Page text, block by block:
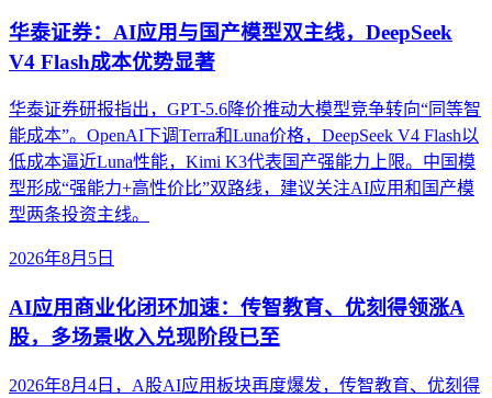
华泰证券：AI应用与国产模型双主线，DeepSeek
V4 Flash成本优势显著
华泰证券研报指出，GPT-5.6降价推动大模型竞争转向“同等智
能成本”。OpenAI下调Terra和Luna价格，DeepSeek V4 Flash以
低成本逼近Luna性能，Kimi K3代表国产强能力上限。中国模
型形成“强能力+高性价比”双路线，建议关注AI应用和国产模
型两条投资主线。
2026年8月5日
AI应用商业化闭环加速：传智教育、优刻得领涨A
股，多场景收入兑现阶段已至
2026年8月4日，A股AI应用板块再度爆发，传智教育、优刻得